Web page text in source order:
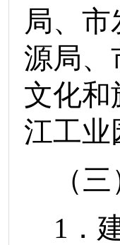
局、 市
源局、
文化和
江工业
（
1 ．